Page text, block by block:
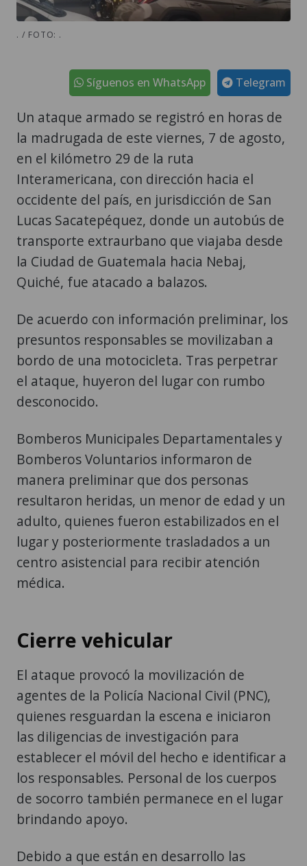
. / FOTO: .
Telegram
Síguenos en WhatsApp
Un ataque armado se registró en horas de
la madrugada de este viernes, 7 de agosto,
en el kilómetro 29 de la ruta
Interamericana, con dirección hacia el
occidente del país, en jurisdicción de San
Lucas Sacatepéquez, donde un autobús de
transporte extraurbano que viajaba desde
la Ciudad de Guatemala hacia Nebaj,
Quiché, fue atacado a balazos.
De acuerdo con información preliminar, los
presuntos responsables se movilizaban a
bordo de una motocicleta. Tras perpetrar
el ataque, huyeron del lugar con rumbo
desconocido.
Bomberos Municipales Departamentales y
Bomberos Voluntarios informaron de
manera preliminar que dos personas
resultaron heridas, un menor de edad y un
adulto, quienes fueron estabilizados en el
lugar y posteriormente trasladados a un
centro asistencial para recibir atención
médica.
Cierre vehicular
El ataque provocó la movilización de
agentes de la Policía Nacional Civil (PNC),
quienes resguardan la escena e iniciaron
las diligencias de investigación para
establecer el móvil del hecho e identificar a
los responsables. Personal de los cuerpos
de socorro también permanece en el lugar
brindando apoyo.
Debido a que están en desarrollo las